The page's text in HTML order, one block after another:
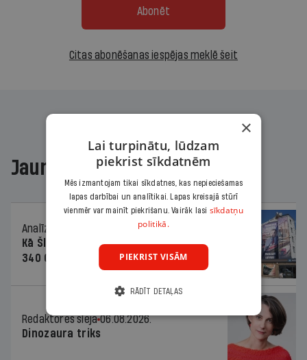
Abonēt
Citas abonēšanas iespējas meklē šeit
Jaunākajā žurnālā
Analīze
Kā Šlesera partija palika nesodīta par
340 000 vērtu reklāmas kampaņu
Redaktores sleja 06.08.2026.
Dinozaura triks
×
Lai turpinātu, lūdzam
piekrist sīkdatnēm
Mēs izmantojam tikai sīkdatnes, kas nepieciešamas
lapas darbībai un analītikai. Lapas kreisajā stūrī
vienmēr var mainīt piekrišanu. Vairāk lasi sīkdatņu
politikā.
PIEKRIST VISĀM
RĀDĪT DETAĻAS